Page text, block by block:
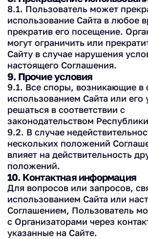
8.1. Пользователь может
использование Сайта в любое
прекратив его посещение.
могут ограничить или
Сайту в случае нарушения
настоящего Соглашения.
9. Прочие условия
9.1. Все споры, возникающие в
использованием Сайта или его
решаться в соответствии с
законодательством
9.2. В случае
нескольких положений
влияет на действительность
положений.
10. Контактная информация
Для вопросов или запросов,
использованием Сайта или
Соглашением, Пользователь
с Организаторами через
указанные на Сайте.